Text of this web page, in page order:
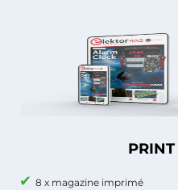
PRINT
8 x magazine imprimé